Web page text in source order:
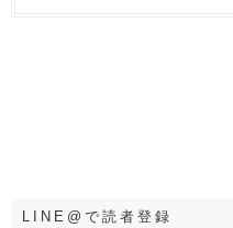
LINE@で読者登録